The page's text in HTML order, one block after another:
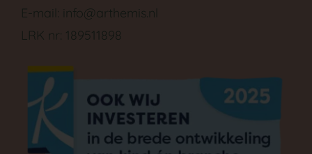
E-mail: info@arthemis.nl
LRK nr: 189511898